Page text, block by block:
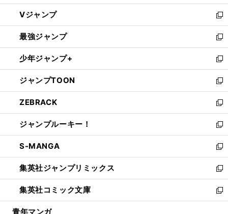
ウ
ィ
ン
ド
ウ
で
開
く
し
い
ウ
ィ
ン
ド
ウ
で
開
く
Vジャンプ
新
し
い
ウ
ィ
ン
ド
ウ
で
開
く
最強ジャンプ
新
し
い
ウ
ィ
ン
ド
ウ
で
開
く
少年ジャンプ+
新
し
い
ウ
ィ
ン
ド
ウ
で
開
く
ジャンプTOON
新
し
い
ウ
ィ
ン
ド
ウ
で
開
く
ZEBRACK
新
し
い
ウ
ィ
ン
ド
ウ
で
開
ジャンプルーキー！
新
し
い
ウ
ィ
ン
ド
ウ
S-MANGA
新
し
い
ウ
ィ
ン
集英社ジャンプリミックス
新
し
い
ウ
集英社コミック文庫
新
し
青年マンガ